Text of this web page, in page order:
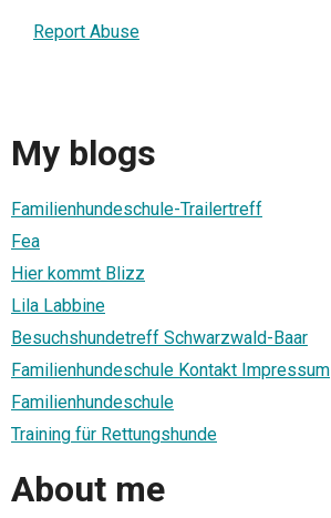
Report Abuse
My blogs
Familienhundeschule-Trailertreff
Fea
Hier kommt Blizz
Lila Labbine
Besuchshundetreff Schwarzwald-Baar
Familienhundeschule Kontakt Impressum
Familienhundeschule
Training für Rettungshunde
About me